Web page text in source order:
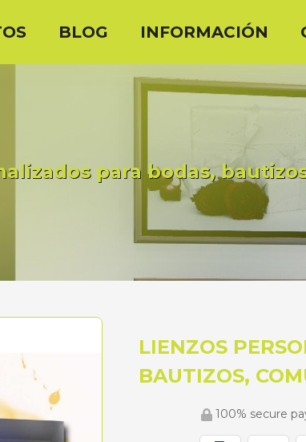
BLOG INFORMACIÓN
para bodas,
LIENZOS
BAUTIZOS,
100% secure